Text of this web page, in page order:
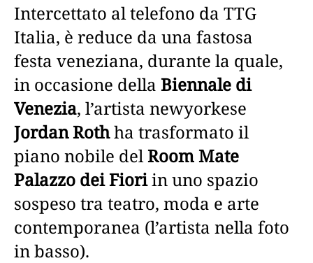
Intercettato al telefono da TTG
Italia, è reduce da una fastosa
festa veneziana, durante la quale,
in occasione della Biennale di
Venezia, l’artista newyorkese
Jordan Rothha trasformato il
piano nobile delRoom Mate
Palazzo dei Fioriin uno spazio
sospeso tra teatro, moda e arte
contemporanea (l’artista nella foto
in basso).